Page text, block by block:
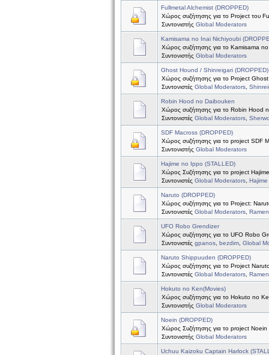
Fullmetal Alchemist (DROPPED)
Χώρος συζήτησης για το Project του
Συντονιστής Global Moderators
Kamisama no Inai Nichiyoubi
Χώρος συζήτησης για το Kamisama
Συντονιστής Global Moderators
Ghost Hound / Shinreigari (DROPPED)
Χώρος συζήτησης για το Project
Συντονιστές Global Moderators
Robin Hood no Daibouken
Χώρος συζήτησης για το Robin Hood
Συντονιστές Global Moderators
SDF Macross (DROPPED)
Χώρος συζήτησης για το project SDF
Συντονιστής Global Moderators
Hajime no Ippo (STALLED)
Χώρος Συζήτησης για το project
Συντονιστές Global Moderators
Naruto (DROPPED)
Χώρος συζήτησης για το Project:
Συντονιστές Global Moderators
UFO Robo Grendizer
Χώρος συζήτησης για το UFO Robo
Συντονιστές gpanos bezdim Global
Naruto Shippuuden (DROPPED)
Χώρος συζήτησης για το Project
Συντονιστές Global Moderators
Hokuto no Ken(Movies)
Χώρος συζήτησης για το Hokuto no
Συντονιστής Global Moderators
Noein (DROPPED)
Χώρος Συζήτησης για το project Noein
Συντονιστής Global Moderators
Uchuu Kaizoku Captain Harlock